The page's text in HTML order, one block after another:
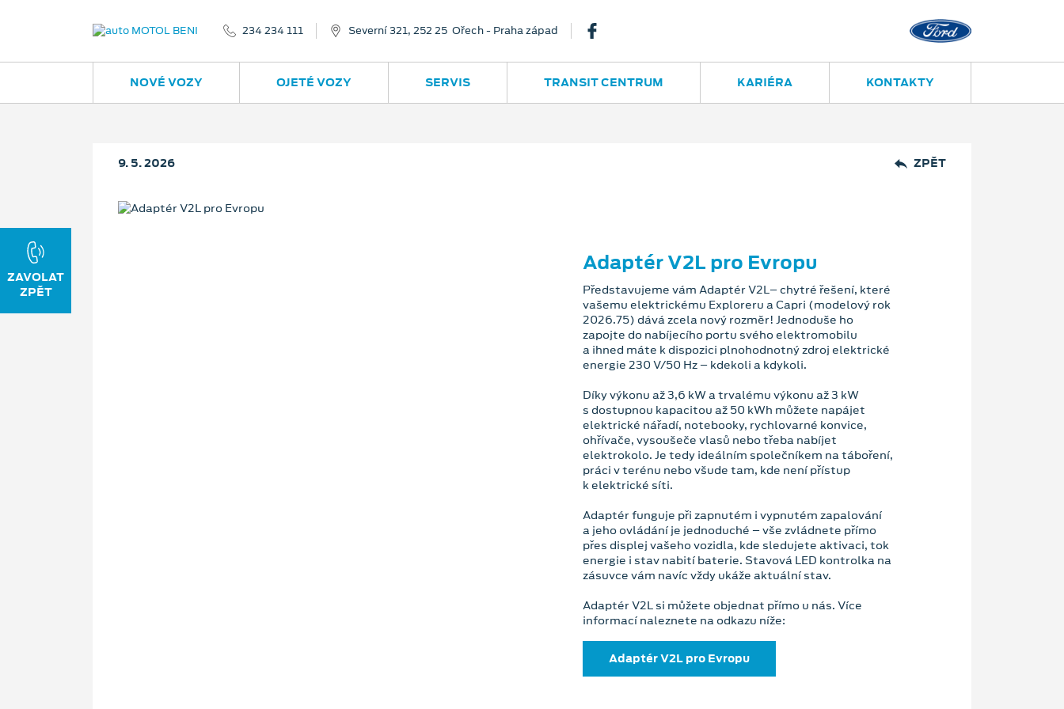
234 234 111 Severní 321, 252 25 Ořech - Praha západ
NOVÉ VOZY OJETÉ VOZY SERVIS TRANSIT CENTRUM KARIÉRA KONTAKTY
9. 5. 2026 ZPĚT
Adaptér V2L pro Evropu
Představujeme vám Adaptér V2L– chytré řešení, které
vašemu elektrickému Exploreru a Capri (modelový rok
2026.75) dává zcela nový rozměr! Jednoduše ho
zapojte do nabíjecího portu svého elektromobilu
a ihned máte k dispozici plnohodnotný zdroj elektrické
energie 230 V/50 Hz – kdekoli a kdykoli.
Díky výkonu až 3,6 kW a trvalému výkonu až 3 kW
s dostupnou kapacitou až 50 kWh můžete napájet
elektrické nářadí, notebooky, rychlovarné konvice,
ohřívače, vysoušeče vlasů nebo třeba nabíjet
elektrokolo. Je tedy ideálním společníkem na táboření,
práci v terénu nebo všude tam, kde není přístup
k elektrické síti.
Adaptér funguje při zapnutém i vypnutém zapalování
a jeho ovládání je jednoduché – vše zvládnete přímo
přes displej vašeho vozidla, kde sledujete aktivaci, tok
energie i stav nabití baterie. Stavová LED kontrolka na
zásuvce vám navíc vždy ukáže aktuální stav.
Adaptér V2L si můžete objednat přímo u nás. Více
informací naleznete na odkazu níže:
Adaptér V2L pro Evropu